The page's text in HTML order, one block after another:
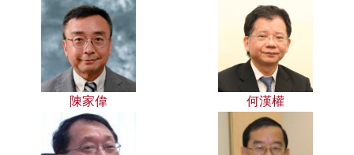
陳家偉 何漢權